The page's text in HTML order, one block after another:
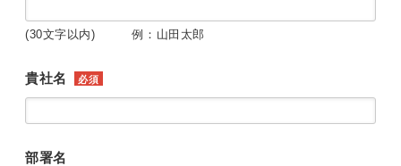
(30文字以内) 例：山田太郎
貴社名 必須
部署名